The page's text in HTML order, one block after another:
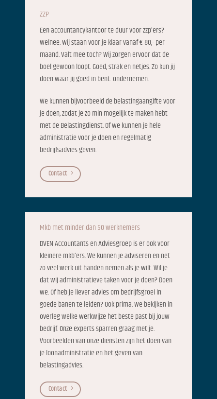
ZZP
Een accountancykantoor te duur voor zzp’ers?
Welnee. Wij staan voor je klaar vanaf € 80,- per
maand. Valt mee toch? Wij zorgen ervoor dat de
boel gewoon loopt. Goed, strak en netjes. Zo kun jij
doen waar jij goed in bent: ondernemen.
We kunnen bijvoorbeeld de belastingaangifte voor
je doen, zodat je zo min mogelijk te maken hebt
met de Belastingdienst. Of we kunnen je hele
administratie voor je doen en regelmatig
bedrijfsadvies geven.
Contact
Mkb met minder dan 50 werknemers
DVEN Accountants en Adviesgroep is er ook voor
kleinere mkb’ers. We kunnen je adviseren en net
zo veel werk uit handen nemen als je wilt. Wil je
dat wij administratieve taken voor je doen? Doen
we. Of heb je liever advies om bedrijfsgroei in
goede banen te leiden? Ook prima. We bekijken in
overleg welke werkwijze het beste past bij jouw
bedrijf. Onze experts sparren graag met je.
Voorbeelden van onze diensten zijn het doen van
je loonadministratie en het geven van
belastingadvies.
Contact